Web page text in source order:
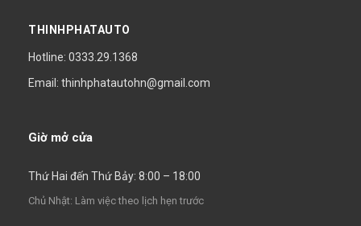
THINHPHATAUTO
Hotline: 0333.29.1368
Email: thinhphatautohn@gmail.com
Giờ mở cửa
Thứ Hai đến Thứ Bảy: 8:00 – 18:00
Chủ Nhật: Làm việc theo lịch hẹn trước